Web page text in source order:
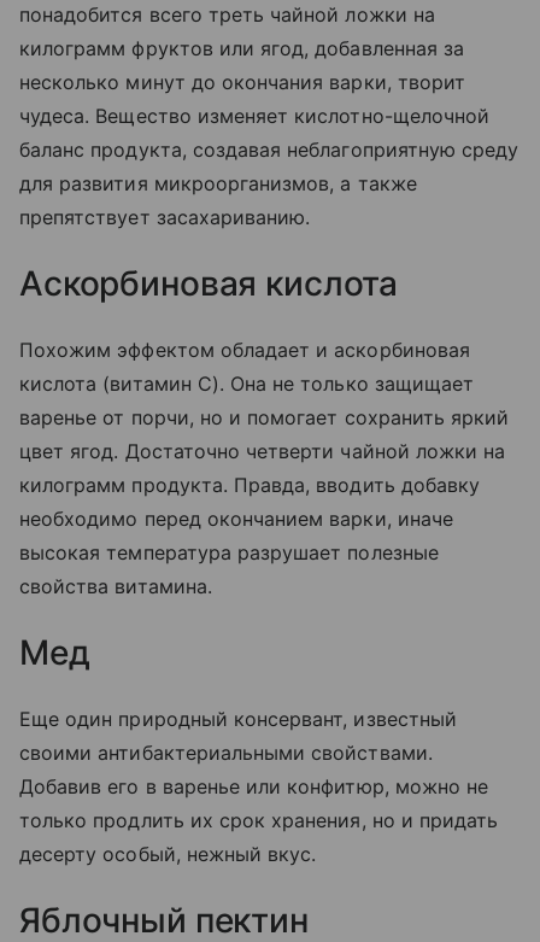
понадобится всего треть чайной ложки на
килограмм фруктов или ягод, добавленная за
несколько минут до окончания варки, творит
чудеса. Вещество изменяет кислотно-щелочной
баланс продукта, создавая неблагоприятную среду
для развития микроорганизмов, а также
препятствует засахариванию.
Аскорбиновая кислота
Похожим эффектом обладает и аскорбиновая
кислота (витамин С). Она не только защищает
варенье от порчи, но и помогает сохранить яркий
цвет ягод. Достаточно четверти чайной ложки на
килограмм продукта. Правда, вводить добавку
необходимо перед окончанием варки, иначе
высокая температура разрушает полезные
свойства витамина.
Мед
Еще один природный консервант, известный
своими антибактериальными свойствами.
Добавив его в варенье или конфитюр, можно не
только продлить их срок хранения, но и придать
десерту особый, нежный вкус.
Яблочный пектин